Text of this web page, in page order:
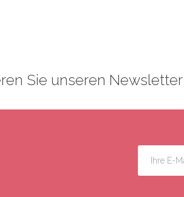
Sie unseren Newsletter